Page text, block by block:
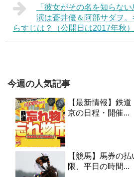
「彼女がその名を知らな
演は蒼井優＆阿部サダヲ
らすじは？（公開日は2017年秋）
今週の人気記事
【最新情報】鉄
京の日程・開催...
【競馬】馬券の
限、平日の時間...